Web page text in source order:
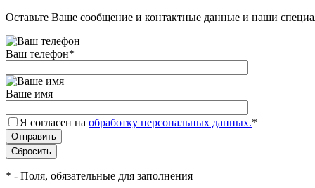
Оставьте Ваше сообщение и контактные данные и наши
Ваш телефон*
Ваше имя
Я согласен на обработку персональных данных.*
* - Поля, обязательные для заполнения